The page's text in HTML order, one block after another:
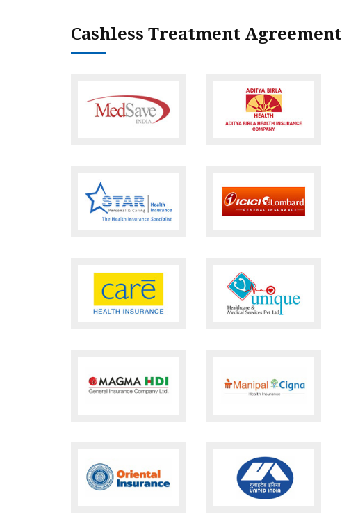
Cashless Treatment Agreement